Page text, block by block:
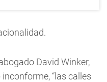
David Winker,
“las calles